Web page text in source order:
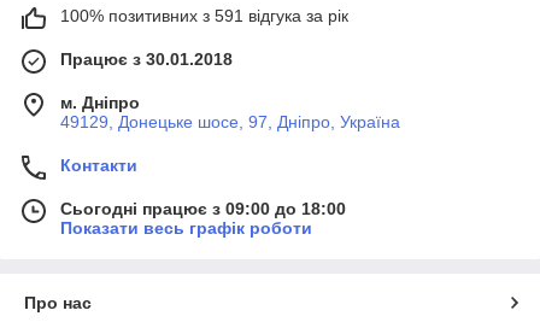
100% позитивних з 591 відгука за рік
Працює з 30.01.2018
м. Дніпро
49129, Донецьке шосе, 97, Дніпро, Україна
Контакти
Сьогодні працює з 09:00 до 18:00
Показати весь графік роботи
Про нас